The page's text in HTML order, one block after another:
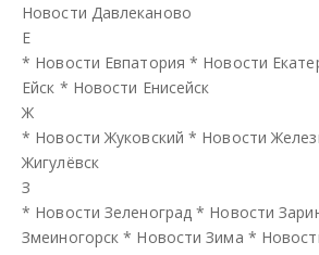
Новости Давлеканово
Е
* Новости Евпатория * Новости
Ейск * Новости Енисейск
Ж
* Новости Жуковский * Новости
Жигулёвск
З
* Новости Зеленоград * Новости
Змеиногорск * Новости Зима *